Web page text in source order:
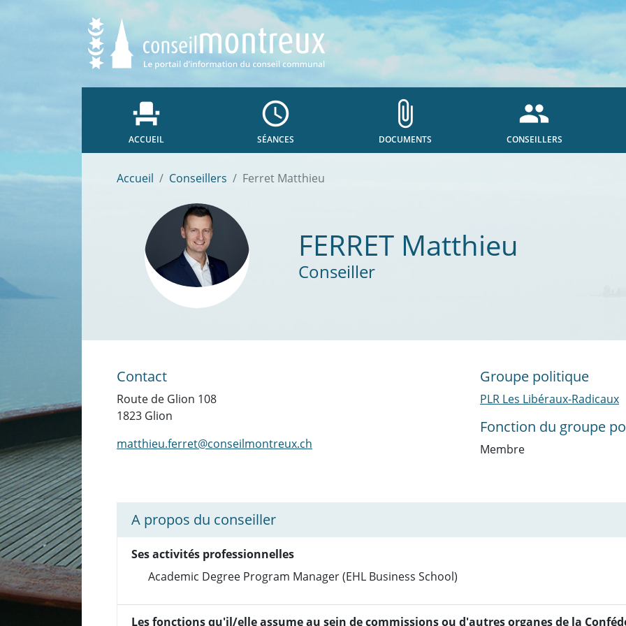
event_seat
ACCUEIL
access_time
SÉANCES
attach_file
DOCUMENTS
people
CONSEILLERS
Accueil Conseillers Ferret Matthieu
FERRET Matthieu
Conseiller
Contact
Route de Glion 108
1823 Glion
matthieu.ferret@conseilmontreux.ch
Groupe politique
PLR Les Libéraux-Radicaux
Fonction du groupe
Membre
A propos du conseiller
Ses activités professionnelles
Academic Degree Program Manager (EHL Business School)
Les fonctions qu'il/elle assume au sein de commissions ou d'autres organes de la